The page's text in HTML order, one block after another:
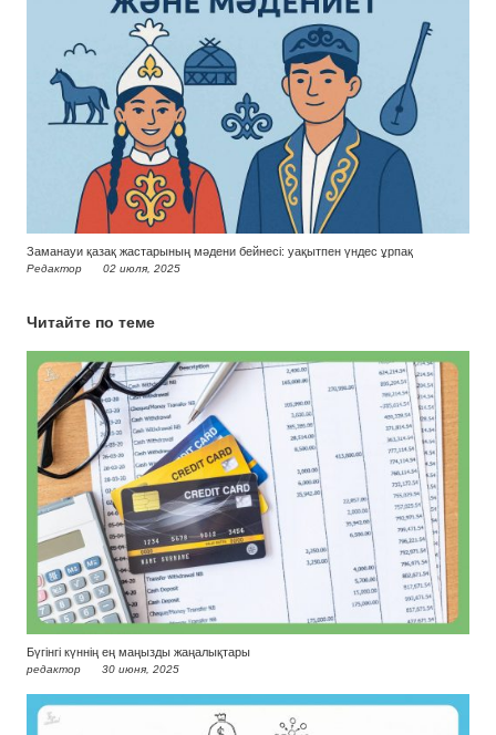
Заманауи қазақ жастарының мәдени бейнесі: уақытпен үндес ұрпақ
Редактор 02 июля, 2025
Читайте по теме
Бүгінгі күннің ең маңызды жаңалықтары
редактор 30 июня, 2025